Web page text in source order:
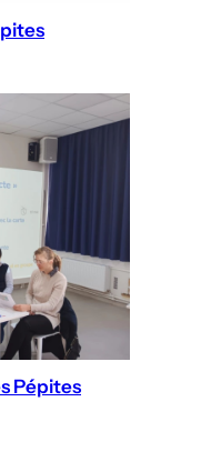
Pépites